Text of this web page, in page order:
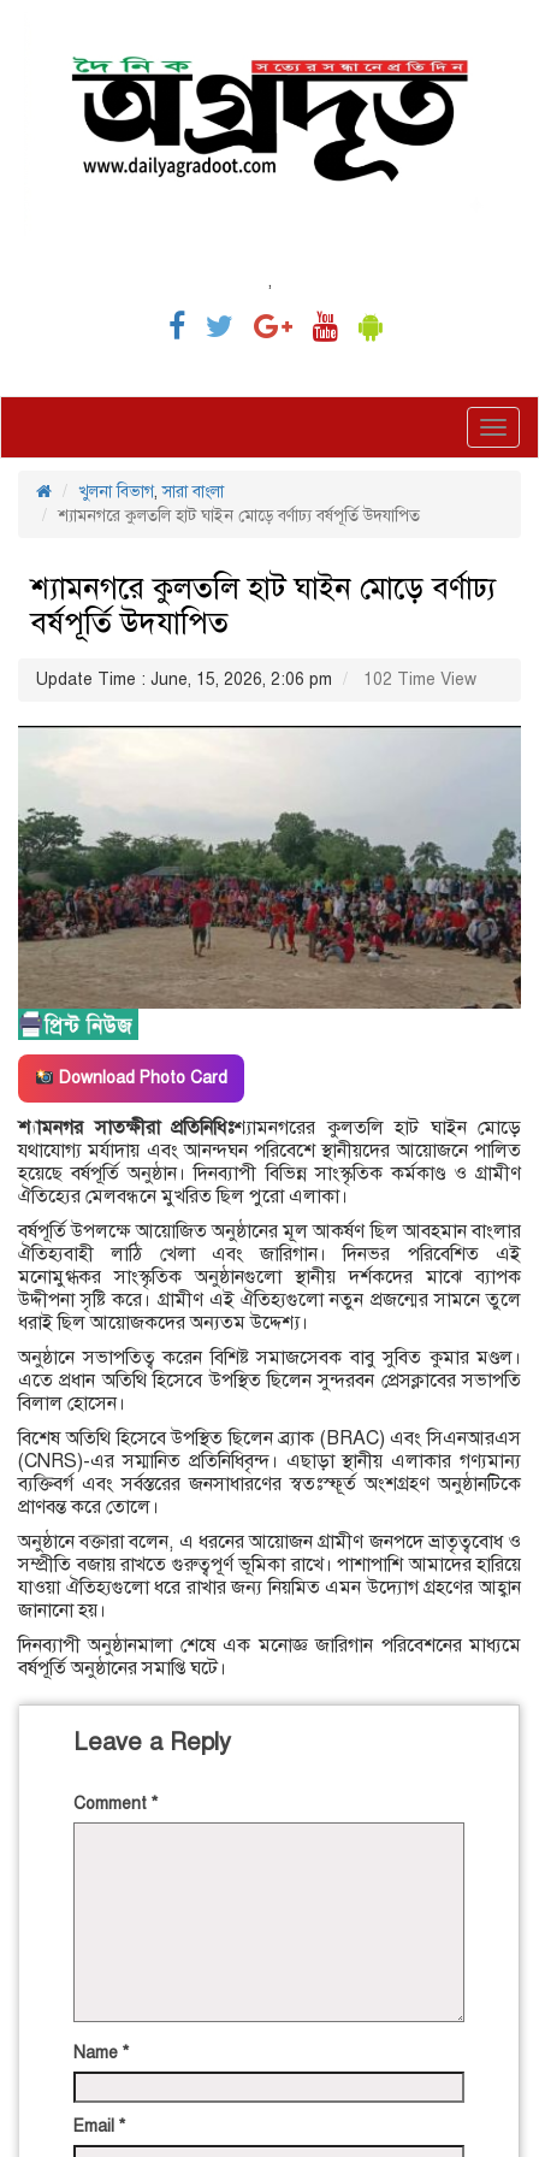
,
খুলনা বিভাগ,সারা বাংলা
শ্যামনগরে কুলতলি হাট ঘাইন মোড়ে বর্ণাঢ্য বর্ষপূর্তি উদযাপিত
শ্যামনগরে কুলতলি হাট ঘাইন মোড়ে বর্ণাঢ্য
বর্ষপূর্তি উদযাপিত
Update Time : June, 15, 2026, 2:06 pm 102 Time View
Download Photo Card
শ্যামনগর সাতক্ষীরা প্রতিনিধিঃশ্যামনগরের কুলতলি হাট ঘাইন মোড়ে
যথাযোগ্য মর্যাদায় এবং আনন্দঘন পরিবেশে স্থানীয়দের আয়োজনে পালিত
হয়েছে বর্ষপূর্তি অনুষ্ঠান। দিনব্যাপী বিভিন্ন সাংস্কৃতিক কর্মকাণ্ড ও গ্রামীণ
ঐতিহ্যের মেলবন্ধনে মুখরিত ছিল পুরো এলাকা।
বর্ষপূর্তি উপলক্ষে আয়োজিত অনুষ্ঠানের মূল আকর্ষণ ছিল আবহমান বাংলার
ঐতিহ্যবাহী লাঠি খেলা এবং জারিগান। দিনভর পরিবেশিত এই
মনোমুগ্ধকর সাংস্কৃতিক অনুষ্ঠানগুলো স্থানীয় দর্শকদের মাঝে ব্যাপক
উদ্দীপনা সৃষ্টি করে। গ্রামীণ এই ঐতিহ্যগুলো নতুন প্রজন্মের সামনে তুলে
ধরাই ছিল আয়োজকদের অন্যতম উদ্দেশ্য।
অনুষ্ঠানে সভাপতিত্ব করেন বিশিষ্ট সমাজসেবক বাবু সুবিত কুমার মণ্ডল।
এতে প্রধান অতিথি হিসেবে উপস্থিত ছিলেন সুন্দরবন প্রেসক্লাবের সভাপতি
বিলাল হোসেন।
বিশেষ অতিথি হিসেবে উপস্থিত ছিলেন ব্র্যাক (BRAC) এবং সিএনআরএস
(CNRS)-এর সম্মানিত প্রতিনিধিবৃন্দ। এছাড়া স্থানীয় এলাকার গণ্যমান্য
ব্যক্তিবর্গ এবং সর্বস্তরের জনসাধারণের স্বতঃস্ফূর্ত অংশগ্রহণ অনুষ্ঠানটিকে
প্রাণবন্ত করে তোলে।
অনুষ্ঠানে বক্তারা বলেন, এ ধরনের আয়োজন গ্রামীণ জনপদে ভ্রাতৃত্ববোধ ও
সম্প্রীতি বজায় রাখতে গুরুত্বপূর্ণ ভূমিকা রাখে। পাশাপাশি আমাদের হারিয়ে
যাওয়া ঐতিহ্যগুলো ধরে রাখার জন্য নিয়মিত এমন উদ্যোগ গ্রহণের আহ্বান
জানানো হয়।
দিনব্যাপী অনুষ্ঠানমালা শেষে এক মনোজ্ঞ জারিগান পরিবেশনের মাধ্যমে
বর্ষপূর্তি অনুষ্ঠানের সমাপ্তি ঘটে।
Leave a Reply
Comment *
Name *
Email *